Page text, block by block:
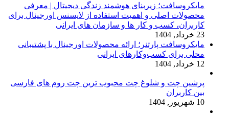
مایکروسافت؛ زیربنای هوشمند زندگی دیجیتال | معرفی
محصولات اصلی و اهمیت استفاده از لایسنس اورجینال برای
کاربران، کسب و کار ها و سازمان های ایرانی
23 خرداد, 1404
مایکروسافت پارتنر؛ ارائه محصولات اورجینال با پشتیبانی
محلی برای کسب‌وکارهای ایرانی
12 خرداد, 1404
پرشین چت و شلوغ چت محبوب ترین چت روم های فارسی
بین کاربران
10 شهریور, 1404